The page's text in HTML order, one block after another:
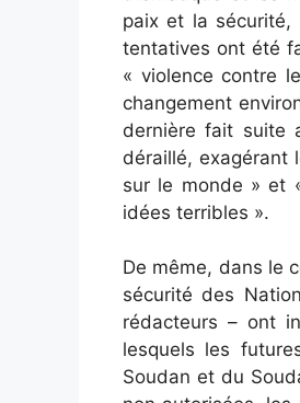
paix et la sécurité,
tentatives ont été
« violence contre
changement
dernière fait suite
déraillé, exagérant
sur le monde » et
idées terribles ».
De même, dans le
sécurité des
rédacteurs – ont
lesquels les
Soudan et du